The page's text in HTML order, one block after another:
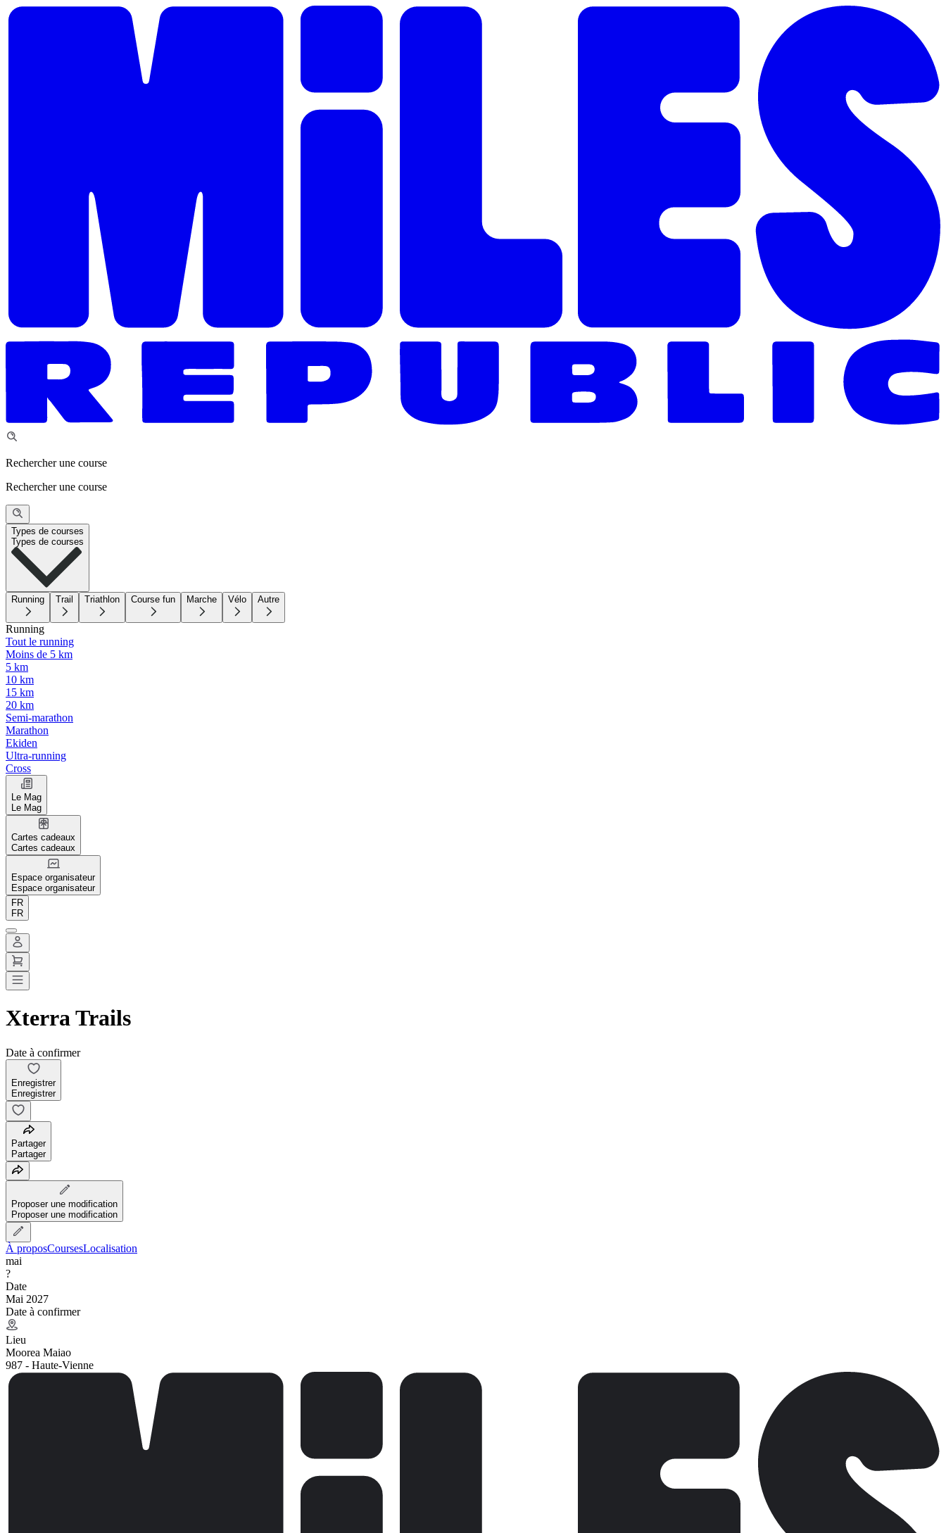
Rechercher une course
Rechercher une course
Types de courses
Types de courses
Running Trail Triathlon Course fun Marche Vélo Autre
Running
Tout le running
Moins de 5 km
5 km
10 km
15 km
20 km
Semi-marathon
Marathon
Ekiden
Ultra-running
Cross
Le Mag
Le Mag
Cartes cadeaux
Cartes cadeaux
Espace organisateur
Espace organisateur
FR
FR
Xterra Trails
Date à confirmer
Enregistrer
Enregistrer
Partager
Partager
Proposer une modification
Proposer une modification
À proposCoursesLocalisation
mai
?
Date
Mai 2027
Date à confirmer
Lieu
Moorea Maiao
987 - Haute-Vienne